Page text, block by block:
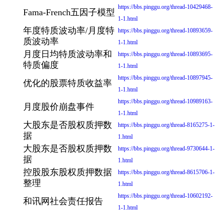
Fama-French五因子模型
https://bbs.pinggu.org/thread-10429468-
1-1.html
年度特质波动率/月度特
质波动率
https://bbs.pinggu.org/thread-10893659-
1-1.html
月度日均特质波动率和
特质偏度
https://bbs.pinggu.org/thread-10893695-
1-1.html
优化的股票特质收益率
https://bbs.pinggu.org/thread-10897945-
1-1.html
月度股价崩盘事件
https://bbs.pinggu.org/thread-10989163-
1-1.html
大股东是否股权质押数
据
https://bbs.pinggu.org/thread-8165275-1-
1.html
大股东是否股权质押数
据
https://bbs.pinggu.org/thread-9730644-1-
1.html
控股股东股权质押数据
整理
https://bbs.pinggu.org/thread-8615706-1-
1.html
和讯网社会责任报告
https://bbs.pinggu.org/thread-10602192-
1-1.html